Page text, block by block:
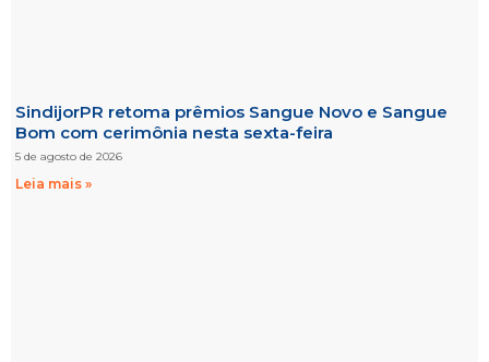
SindijorPR retoma prêmios Sangue Novo e Sangue
Bom com cerimônia nesta sexta-feira
5 de agosto de 2026
Leia mais »